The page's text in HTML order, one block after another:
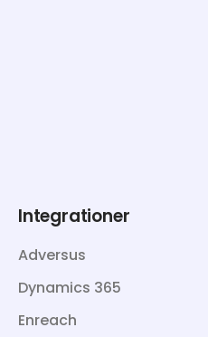
Integrationer
Adversus
Dynamics 365
Enreach